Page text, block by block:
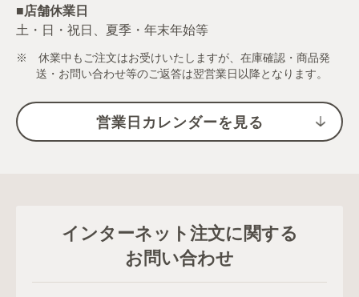
■店舗休業日
土・日・祝日、夏季・年末年始等
※ 休業中もご注文はお受けいたしますが、在庫確認・商品発
送・お問い合わせ等のご返答は翌営業日以降となります。
営業日カレンダーを見る
インターネット注文に関する
お問い合わせ